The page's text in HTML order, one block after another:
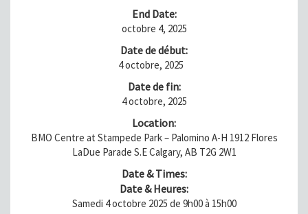
End Date:
octobre 4, 2025
Date de début:
4 octobre, 2025
Date de fin:
4 octobre, 2025
Location:
BMO Centre at Stampede Park – Palomino A-H 1912 Flores
LaDue Parade S.E Calgary, AB T2G 2W1
Date & Times:
Date & Heures:
Samedi 4 octobre 2025 de 9h00 à 15h00